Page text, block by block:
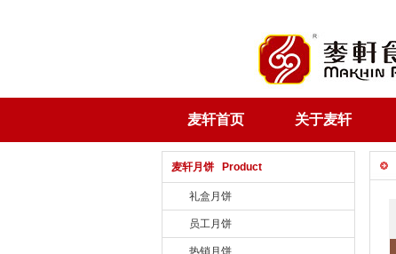
麦轩首页 关于麦轩
麦轩月饼 Product
礼盒月饼
员工月饼
热销月饼